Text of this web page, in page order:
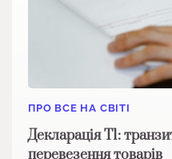
ПРО ВСЕ НА СВІТІ
Декларація T1:
перевезення товарів